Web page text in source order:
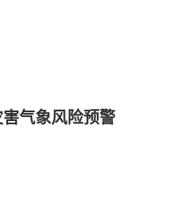
气象风险预警